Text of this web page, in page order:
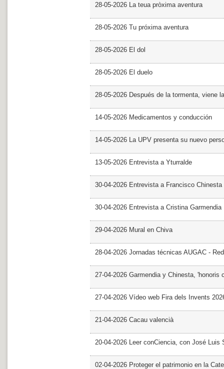
28-05-2026 La teua pròxima aventura
28-05-2026 Tu próxima aventura
28-05-2026 El dol
28-05-2026 El duelo
28-05-2026 Después de la tormenta, viene
14-05-2026 Medicamentos y conducción
14-05-2026 La UPV presenta su nuevo
13-05-2026 Entrevista a Yturralde
30-04-2026 Entrevista a Francisco Chinesta
30-04-2026 Entrevista a Cristina Garmendia
29-04-2026 Mural en Chiva
28-04-2026 Jornadas técnicas AUGAC -
27-04-2026 Garmendia y Chinesta, 'honoris
27-04-2026 Vídeo web Fira dels Invents
21-04-2026 Cacau valencià
20-04-2026 Leer conCiencia, con José Luis
02-04-2026 Proteger el patrimonio en la